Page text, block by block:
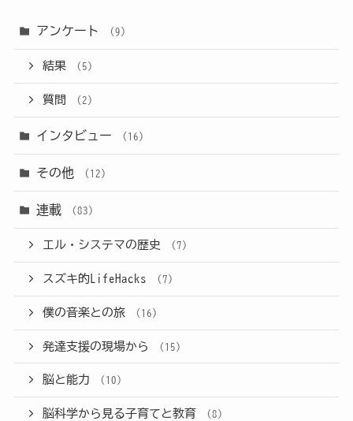
アンケート (9)
結果 (5)
質問 (2)
インタビュー (16)
その他 (12)
連載 (83)
エル・システマの歴史 (7)
スズキ的LifeHacks (7)
僕の音楽との旅 (16)
発達支援の現場から (15)
脳と能力 (10)
脳科学から見る子育てと教育 (8)